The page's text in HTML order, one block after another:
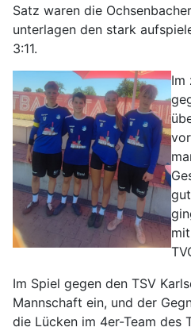
Satz waren die
unterlagen den stark
3:11.
Im
Im Spiel gegen den TSV
Mannschaft ein, und der
die Lücken im 4er-Team des